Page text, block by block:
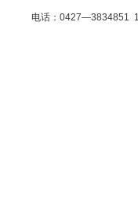
电话：0427—3834851